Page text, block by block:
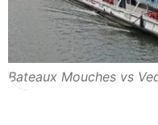
publicitários que lhe são
gerir as suas preferências a
Consentimentos
Bateaux Mouches vs